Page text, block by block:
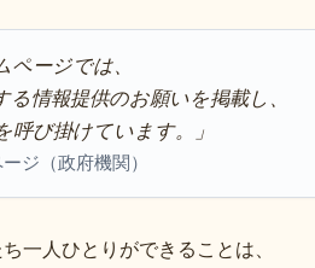
ページでは、
る情報提供のお願いを掲載し、
呼び掛けています。」
ジ（政府機関）
一人ひとりができることは、